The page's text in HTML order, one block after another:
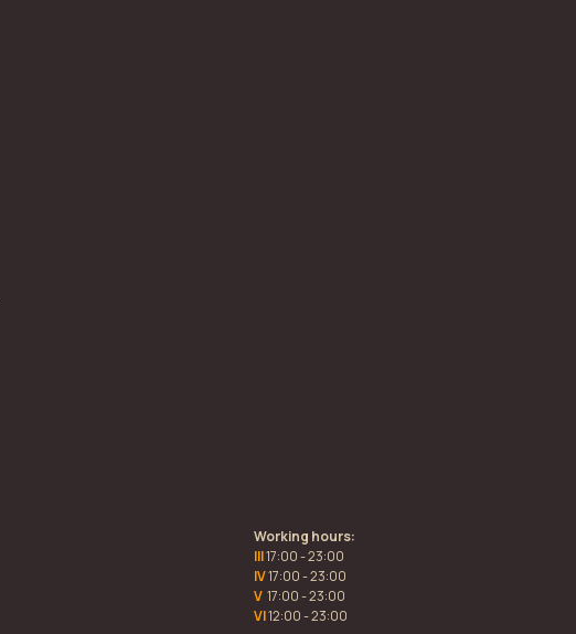
Working hours:
III17:00 - 23:00
IV17:00 - 23:00
V 17:00 - 23:00
VI12:00 - 23:00